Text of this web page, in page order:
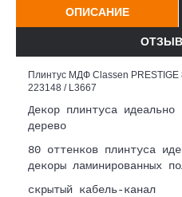
ОПИСАНИЕ
Плинтус МДФ Classen PRESTIGE
223148 / L3667
Декор плинтуса идеально
дерево
80 оттенков плинтуса
декоры ламинированных
скрытый кабель-канал